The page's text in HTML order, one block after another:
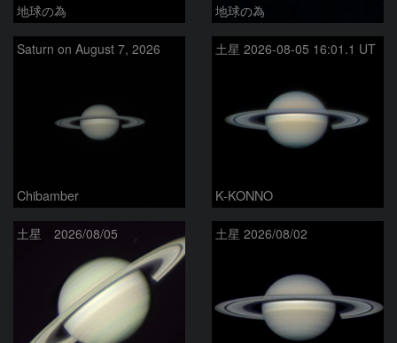
地球の為 地球の為
Saturn on August 7, 2026
Chibamber
土星 2026-08-05 16:01.1 UT
K-KONNO
土星 2026/08/05 土星 2026/08/02